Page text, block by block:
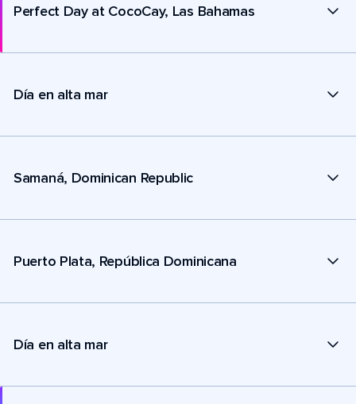
Perfect Day at CocoCay, Las Bahamas
Día en alta mar
Samaná, Dominican Republic
Puerto Plata, República Dominicana
Día en alta mar